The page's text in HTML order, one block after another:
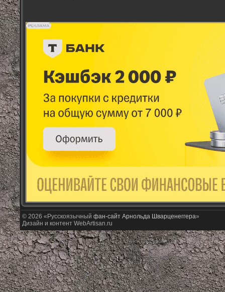
© 2026 «Русскоязычный фан-сайт Арнольда Шварценеггера»
Дизайн и контент WebArtisan.ru